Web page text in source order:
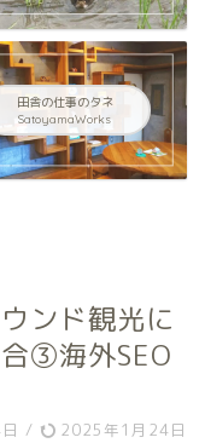
田舎の仕事のタネ
SatoyamaWorks
ンド観光に
③海外SEO
/ 2025年1月24日